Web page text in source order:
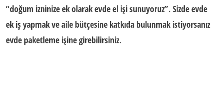
“doğum izninize ek olarak evde el işi sunuyoruz”. Sizde evde
ek iş yapmak ve aile bütçesine katkıda bulunmak istiyorsanız
evde paketleme işine girebilirsiniz.